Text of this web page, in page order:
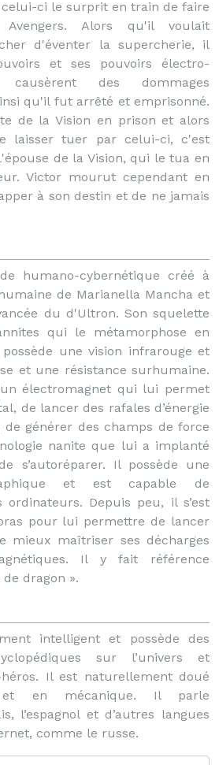
celui-ci le surprit en train de faire
Alors qu'il voulait
d'éventer la supercherie, il
et ses pouvoirs électro-
des dommages
qu'il fut arrêté et emprisonné.
de la Vision en prison et alors
laisser tuer par celui-ci, c'est
de la Vision, qui le tua en
Victor mourut cependant en
à son destin et de ne jamais
humano-cybernétique créé à
de Marianella Mancha et
du d'Ultron. Son squelette
qui le métamorphose en
une vision infrarouge et
et une résistance surhumaine.
électromagnet qui lui permet
de lancer des rafales d’énergie
générer des champs de force
nanite que lui a implanté
s’autoréparer. Il possède une
et est capable de
ordinateurs. Depuis peu, il s’est
pour lui permettre de lancer
mieux maîtriser ses décharges
Il y fait référence
dragon ».
intelligent et possède des
sur l’univers et
héros. Il est naturellement doué
et en mécanique. Il parle
l’espagnol et d’autres langues
comme le russe.